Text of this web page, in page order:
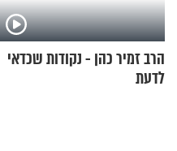
הרב זמיר כהן - נקודות שכדאי
לדעת